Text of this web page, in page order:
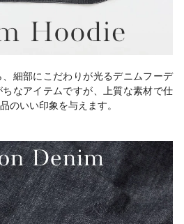
細部にこだわりが光るデニムフーデ
なアイテムですが、上質な素材で仕
のいい印象を与えます。